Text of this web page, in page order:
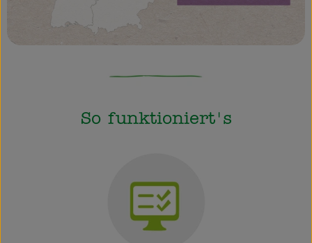
So funktioniert's